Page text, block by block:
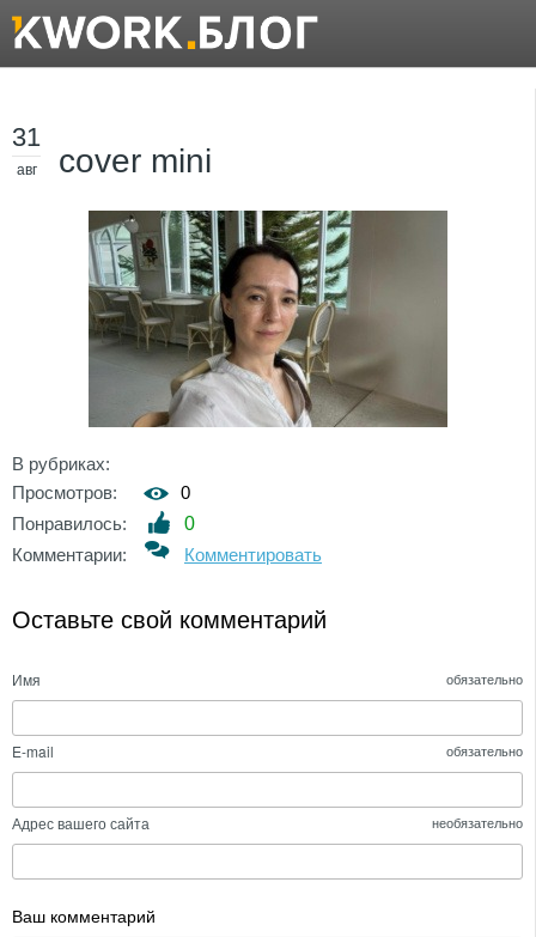
31
авг cover mini
В рубриках:
Просмотров:
0
Понравилось:
0
Комментарии:
Комментировать
Оставьте свой комментарий
Имя обязательно
E-mail обязательно
Адрес вашего сайта необязательно
Ваш комментарий